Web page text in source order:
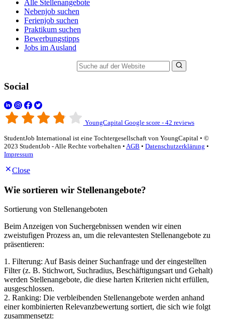
Alle Stellenangebote
Nebenjob suchen
Ferienjob suchen
Praktikum suchen
Bewerbungstipps
Jobs im Ausland
Social
YoungCapital Google score - 42 reviews
StudentJob International ist eine Tochtergesellschaft von YoungCapital • ©
2023 StudentJob - Alle Rechte vorbehalten • AGB • Datenschutzerklärung •
Impressum
Close
Wie sortieren wir Stellenangebote?
Sortierung von Stellenangeboten
Beim Anzeigen von Suchergebnissen wenden wir einen
zweistufigen Prozess an, um die relevantesten Stellenangebote zu
präsentieren:
1. Filterung: Auf Basis deiner Suchanfrage und der eingestellten
Filter (z. B. Stichwort, Suchradius, Beschäftigungsart und Gehalt)
werden Stellenangebote, die diese harten Kriterien nicht erfüllen,
ausgeschlossen.
2. Ranking: Die verbleibenden Stellenangebote werden anhand
einer kombinierten Relevanzbewertung sortiert, die sich wie folgt
zusammensetzt: